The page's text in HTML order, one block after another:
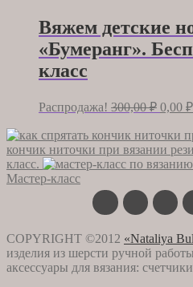
Вяжем детские
«Бумеранг».
класс
Распродажа! 300,00₽ 0,00 ₽
кончик ниточки при вязании
класс.
Мастер-класс
COPYRIGHT ©2012 «Nataliya
изделия из шерсти ручной
аксессуары для вязания: